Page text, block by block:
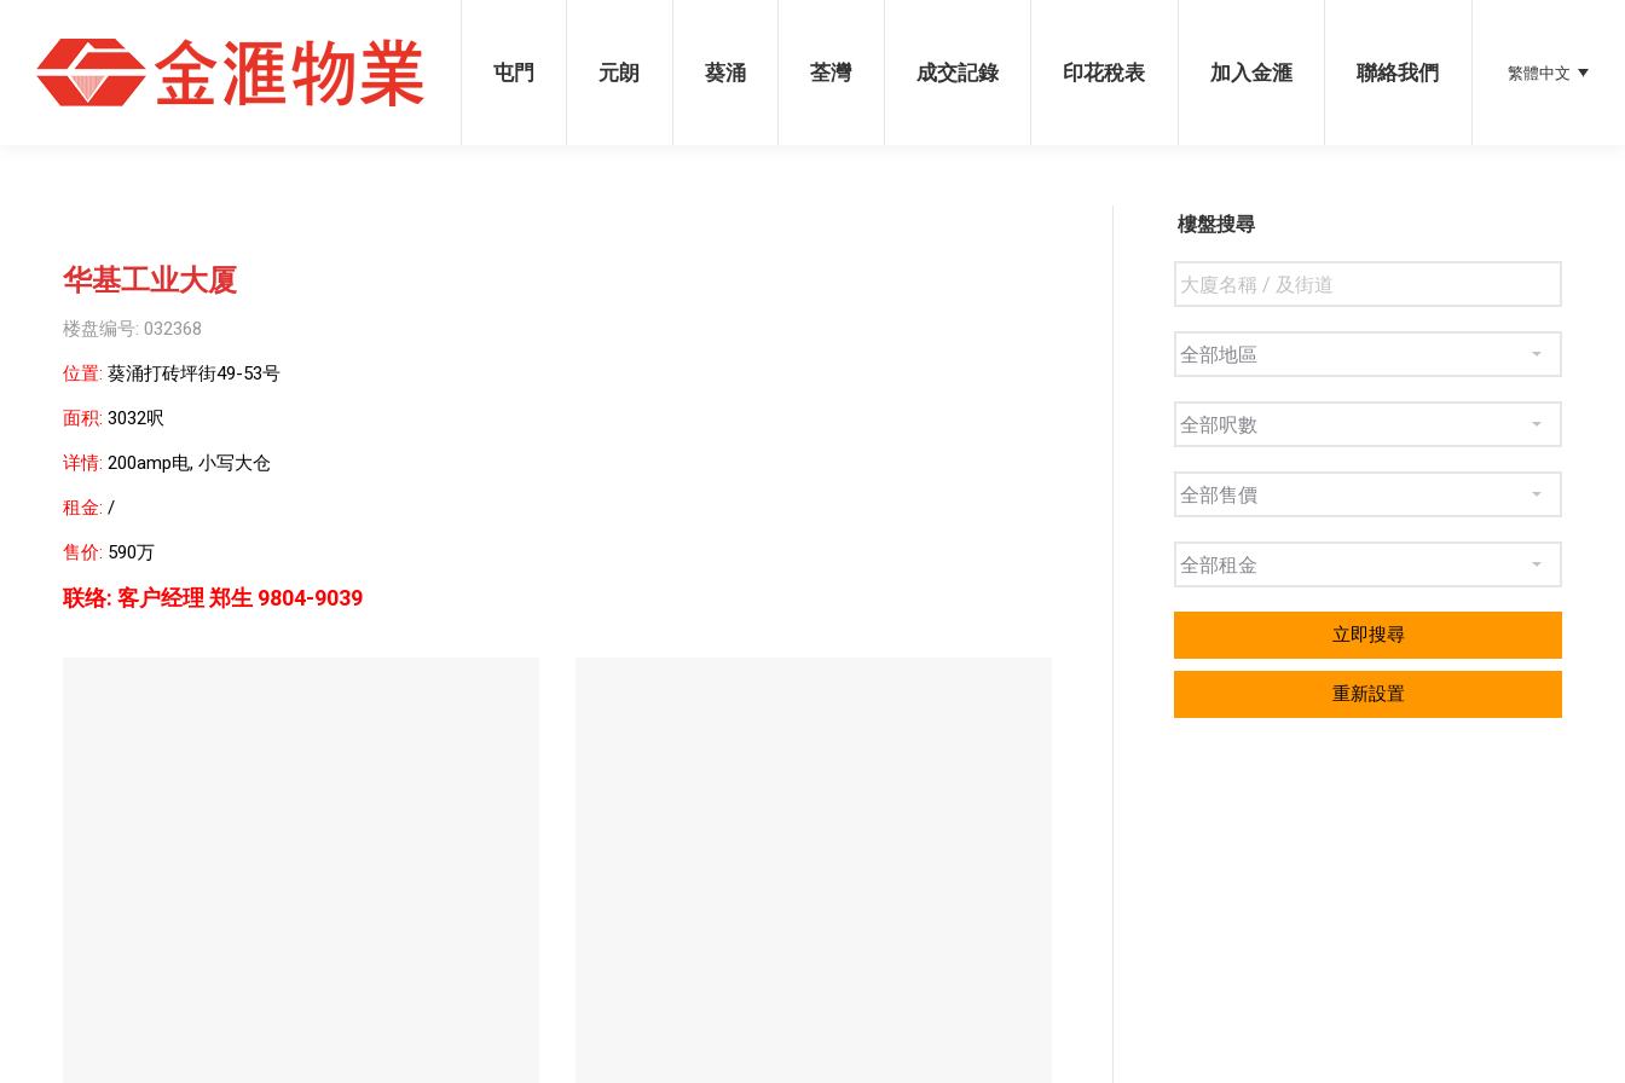
屯門 元朗 葵涌 荃灣 成交記錄 印花稅表 加入金滙 聯絡我們 繁體中文
华基工业大厦
楼盘编号: 032368
位置: 葵涌打砖坪街49-53号
面积: 3032呎
详情: 200amp电, 小写大仓
租金: /
售价: 590万
联络: 客户经理 郑生 9804-9039
樓盤搜尋
立即搜尋
重新設置
屯門 元朗 葵涌